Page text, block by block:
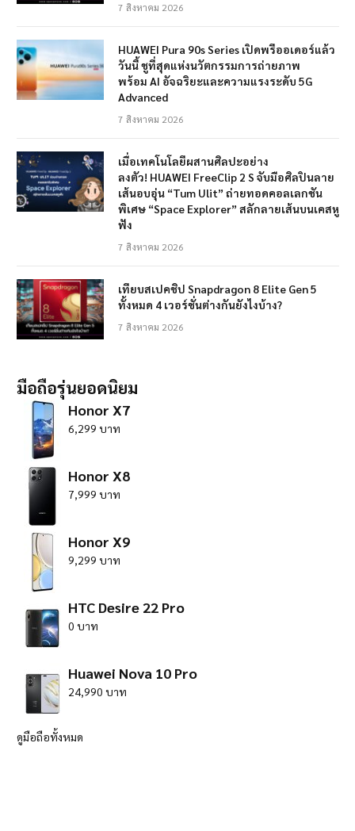
7 สิงหาคม 2026
HUAWEI Pura 90s Series เปิดพรีออเดอร์แล้ว
วันนี้ ชูที่สุดแห่งนวัตกรรมการถ่ายภาพ
พร้อม AI อัจฉริยะและความแรงระดับ 5G
Advanced
7 สิงหาคม 2026
เมื่อเทคโนโลยีผสานศิลปะอย่าง
ลงตัว! HUAWEI FreeClip 2 S จับมือศิลปินลาย
เส้นอบอุ่น “Tum Ulit” ถ่ายทอดคอลเลกชัน
พิเศษ “Space Explorer” สลักลายเส้นบนเคสหู
ฟัง
7 สิงหาคม 2026
เทียบสเปคชิป Snapdragon 8 Elite Gen 5
ทั้งหมด 4 เวอร์ชั่นต่างกันยังไงบ้าง?
7 สิงหาคม 2026
มือถือรุ่นยอดนิยม
Honor X7
6,299 บาท
Honor X8
7,999 บาท
Honor X9
9,299 บาท
HTC Desire 22 Pro
0 บาท
Huawei Nova 10 Pro
24,990 บาท
ดูมือถือทั้งหมด